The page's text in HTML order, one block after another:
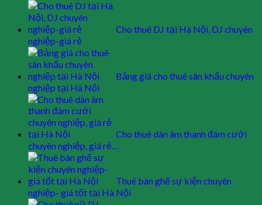
Cho thuê DJ tại Hà Nội, DJ chuyên
nghiệp-giá rẻ
Bảng giá cho thuê sân khấu chuyên
nghiệp tại Hà Nội
Cho thuê dàn âm thanh đám cưới
chuyên nghiệp, giá rẻ…
Thuê bàn ghế sự kiện chuyên
nghiệp- giá tốt tại Hà Nội